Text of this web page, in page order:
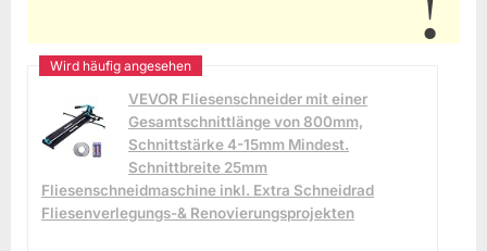
VEVOR Fliesenschneider mit einer
Gesamtschnittlänge von 800mm,
Schnittstärke 4-15mm Mindest.
Schnittbreite 25mm
Fliesenschneidmaschine inkl. Extra Schneidrad
Fliesenverlegungs-& Renovierungsprojekten